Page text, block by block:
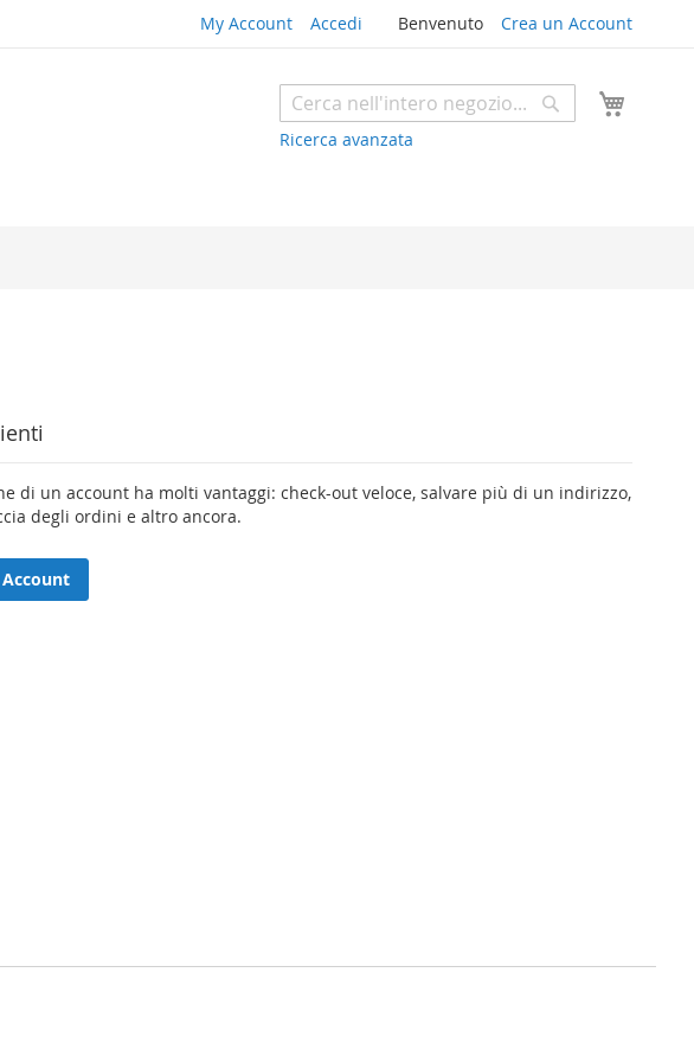
My Account Accedi Benvenuto Crea un Account
Search
Ricerca avanzata
Search
di un account ha molti vantaggi: check-out veloce, salvare più di un indirizzo,
degli ordini e altro ancora.